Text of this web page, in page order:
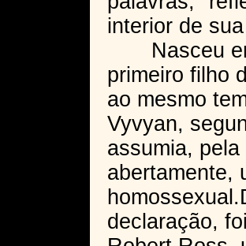
interior de
Nasceu
primeiro filho
ao mesmo
Vyvyan,
assumia,
abertamente,
declaração,